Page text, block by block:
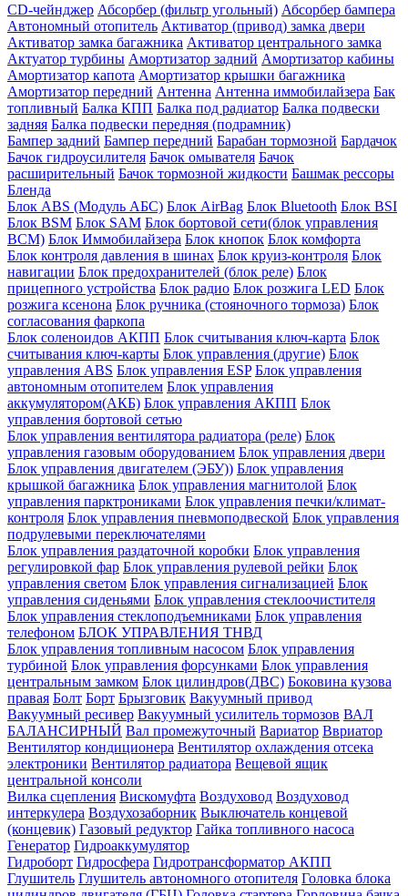
CD-чейнджер Абсорбер (фильтр угольный) Абсорбер бампера
Автономный отопитель Активатор (привод) замка двери
Активатор замка багажника Активатор центрального замка
Актуатор турбины Амортизатор задний Амортизатор кабины
Амортизатор капота Амортизатор крышки багажника
Амортизатор передний Антенна Антенна иммобилайзера Бак
топливный Балка КПП Балка под радиатор Балка подвески
задняя Балка подвески передняя (подрамник)
Бампер задний Бампер передний Барабан тормозной Бардачок
Бачок гидроусилителя Бачок омывателя Бачок
расширительный Бачок тормозной жидкости Башмак рессоры
Бленда
Блок ABS (Модуль АБС) Блок AirBag Блок Bluetooth Блок BSI
Блок BSM Блок SAM Блок бортовой сети(блок управления
BCM) Блок Иммобилайзера Блок кнопок Блок комфорта
Блок контроля давления в шинах Блок круиз-контроля Блок
навигации Блок предохранителей (блок реле) Блок
прицепного устройства Блок радио Блок розжига LED Блок
розжига ксенона Блок ручника (стояночного тормоза) Блок
согласования фаркопа
Блок соленоидов АКПП Блок считывания ключ-карта Блок
считывания ключ-карты Блок управления (другие) Блок
управления ABS Блок управления ESP Блок управления
автономным отопителем Блок управления
аккумулятором(АКБ) Блок управления АКПП Блок
управления бортовой сетью
Блок управления вентилятора радиатора (реле) Блок
управления газовым оборудованием Блок управления двери
Блок управления двигателем (ЭБУ)) Блок управления
крышкой багажника Блок управления магнитолой Блок
управления парктрониками Блок управления печки/климат-
контроля Блок управления пневмоподвеской Блок управления
подрулевыми переключателями
Блок управления раздаточной коробки Блок управления
регулировкой фар Блок управления рулевой рейки Блок
управления светом Блок управления сигнализацией Блок
управления сиденьями Блок управления стеклоочистителя
Блок управления стеклоподъемниками Блок управления
телефоном БЛОК УПРАВЛЕНИЯ ТНВД
Блок управления топливным насосом Блок управления
турбиной Блок управления форсунками Блок управления
центральным замком Блок цилиндров(ДВС) Боковина кузова
правая Болт Борт Брызговик Вакуумный привод
Вакуумный ресивер Вакуумный усилитель тормозов ВАЛ
БАЛАНСИРНЫЙ Вал промежуточный Вариатор Ввриатор
Вентилятор кондиционера Вентилятор охлаждения отсека
электроники Вентилятор радиатора Вещевой ящик
центральной консоли
Вилка сцепления Вискомуфта Воздуховод Воздуховод
интеркулера Воздухозаборник Выключатель концевой
(концевик) Газовый редуктор Гайка топливного насоса
Генератор Гидроаккумулятор
Гидроборт Гидросфера Гидротрансформатор АКПП
Глушитель Глушитель автономного отопителя Головка блока